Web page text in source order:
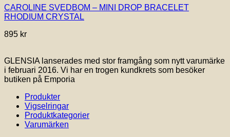
CAROLINE SVEDBOM – MINI DROP BRACELET
RHODIUM CRYSTAL
895 kr
GLENSIA lanserades med stor framgång som nytt varumärke
i februari 2016. Vi har en trogen kundkrets som besöker
butiken på Emporia
Produkter
Vigselringar
Produktkategorier
Varumärken